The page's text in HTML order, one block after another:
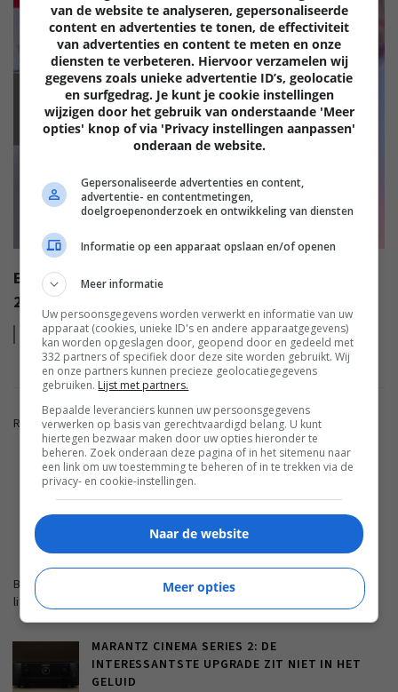
EISA AWARDS: WAT ZIJN DE BESTE PRODUCTEN VAN
2022?
Leesmeer
Reacties zijn gesloten.
ADVERTENTIE
FWD.NL
Blijf op de hoogte met de nieuwste artikelen van ons
lifestyleplatform en bezoek FWD.nl.
MARANTZ CINEMA SERIES 2: DE
INTERESSANTSTE UPGRADE ZIT NIET IN HET
GELUID
van de website te analyseren, gepersonaliseerde
content en advertenties te tonen, de effectiviteit
van advertenties en content te meten en onze
diensten te verbeteren. Hiervoor verzamelen wij
gegevens zoals unieke advertentie ID’s, geolocatie
en surfgedrag. Je kunt je cookie instellingen
wijzigen door het gebruik van onderstaande 'Meer
opties' knop of via 'Privacy instellingen aanpassen'
onderaan de website.
Gepersonaliseerde advertenties en content,
advertentie- en contentmetingen,
doelgroepenonderzoek en ontwikkeling van diensten
Informatie op een apparaat opslaan en/of openen
Meer informatie
Uw persoonsgegevens worden verwerkt en informatie van uw
apparaat (cookies, unieke ID's en andere apparaatgegevens)
kan worden opgeslagen door, geopend door en gedeeld met
332 partners of specifiek door deze site worden gebruikt. Wij
en onze partners kunnen precieze geolocatiegegevens
gebruiken. Lijst met partners.
Bepaalde leveranciers kunnen uw persoonsgegevens
verwerken op basis van gerechtvaardigd belang. U kunt
hiertegen bezwaar maken door uw opties hieronder te
beheren. Zoek onderaan deze pagina of in het sitemenu naar
een link om uw toestemming te beheren of in te trekken via de
privacy- en cookie-instellingen.
Naar de website
Meer opties